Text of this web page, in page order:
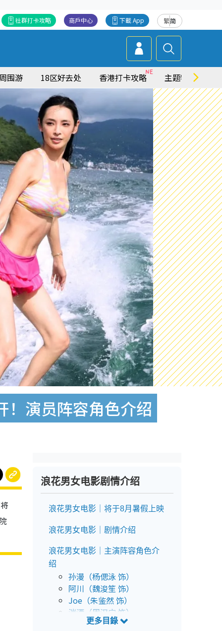
繁简
下載 App
商戶中心
社群打卡攻略
周围游 18区好去处 香港打卡攻略 主题特集
！演员阵容角色介绍
浪花男女电影剧情介绍
浪花男女电影｜将于8月暑假上映
浪花男女电影｜剧情介绍
浪花男女电影｜主演阵容角色介
绍
孙漫（杨偲泳 饰）
阿川（魏浚笙 饰）
Joe（朱鉴然 饰）
湍洒（周汉宁 饰）
甜品小姐（陈海宁 饰）